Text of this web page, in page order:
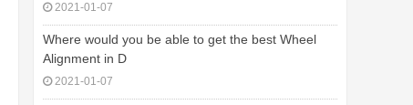
2021-01-07
Where would you be able to get the best Wheel
Alignment in D
2021-01-07